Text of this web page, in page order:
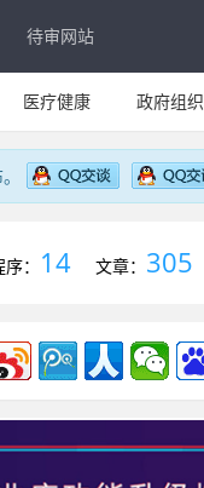
待审网站
医疗健康 政府组织
： 14 文章： 305